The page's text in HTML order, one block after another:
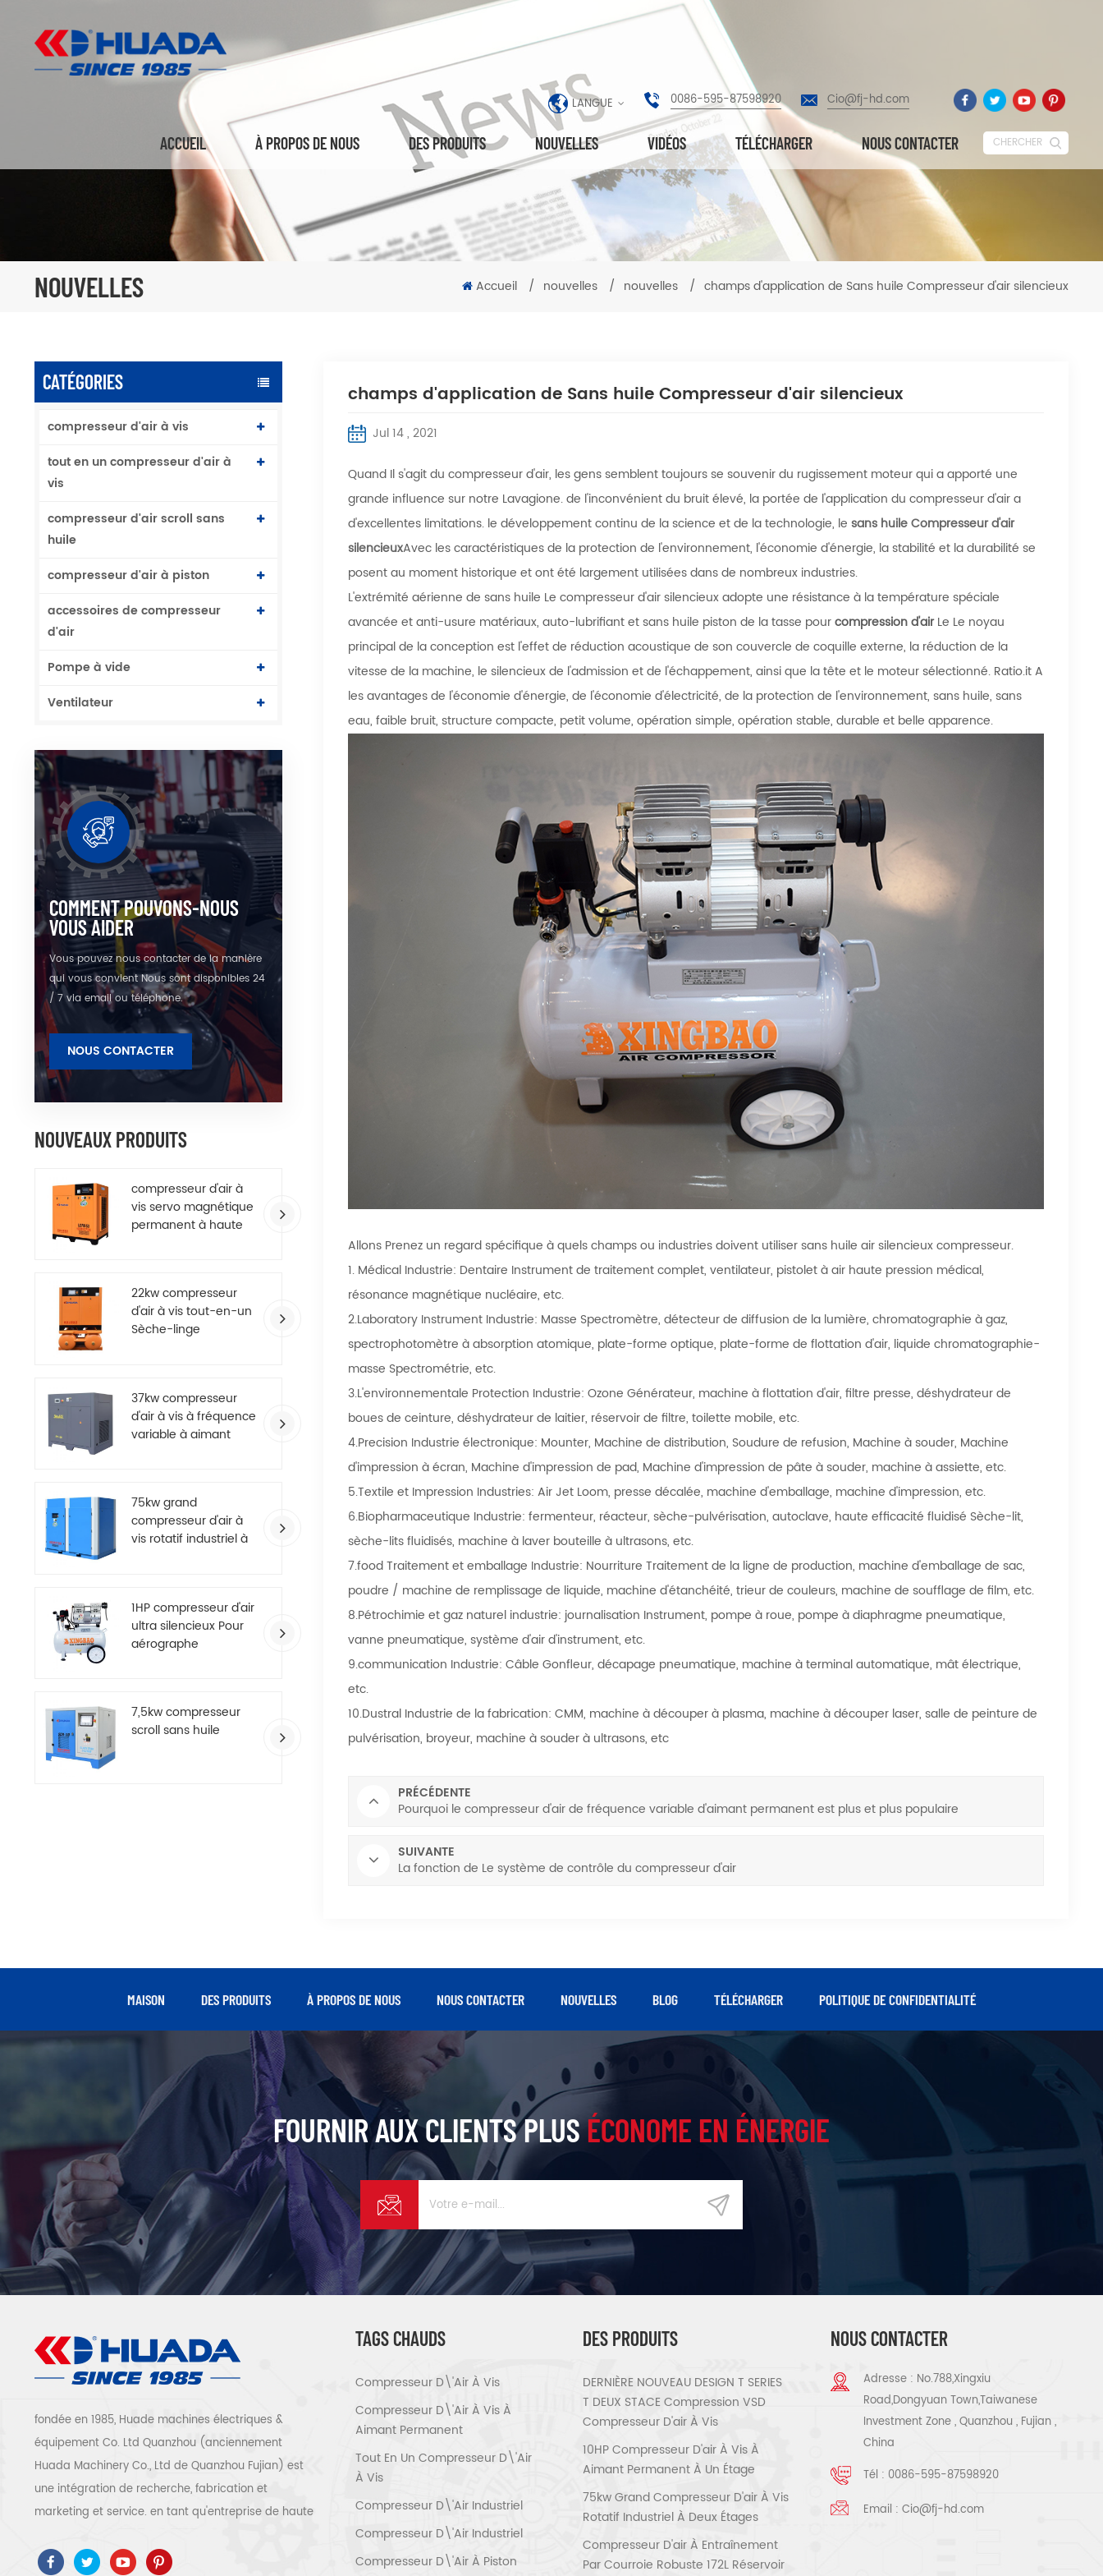
LANGUE 0086-595-87598920 Cio@fj-hd.com
ACCUEIL À PROPOS DE NOUS DES PRODUITS NOUVELLES VIDÉOS TÉLÉCHARGER NOUS CONTACTER CHERCHER
NOUVELLES Accueil / nouvelles / nouvelles / champs d'application de Sans huile Compresseur d'air silencieux
CATÉGORIES
compresseur d'air à vis
tout en un compresseur d'air à
vis
compresseur d'air scroll sans
huile
compresseur d'air à piston
accessoires de compresseur
d'air
Pompe à vide
Ventilateur
COMMENT POUVONS-NOUS
VOUS AIDER
Vous pouvez nous contacter de la manière
qui vous convient Nous sont disponibles 24
/ 7 via email ou téléphone.
NOUS CONTACTER
NOUVEAUX PRODUITS
compresseur d'air à
vis servo magnétique
permanent à haute
22kw compresseur
d'air à vis tout-en-un
Sèche-linge
37kw compresseur
d'air à vis à fréquence
variable à aimant
75kw grand
compresseur d'air à
vis rotatif industriel à
1HP compresseur d'air
ultra silencieux Pour
aérographe
7,5kw compresseur
scroll sans huile
champs d'application de Sans huile Compresseur d'air silencieux
Jul 14 , 2021
Quand Il s'agit du compresseur d'air, les gens semblent toujours se souvenir du rugissement moteur qui a apporté une
grande influence sur notre Lavagione. de l'inconvénient du bruit élevé, la portée de l'application du compresseur d'air a
d'excellentes limitations. le développement continu de la science et de la technologie, le sans huile Compresseur d'air
silencieuxAvec les caractéristiques de la protection de l'environnement, l'économie d'énergie, la stabilité et la durabilité se
posent au moment historique et ont été largement utilisées dans de nombreux industries.
L'extrémité aérienne de sans huile Le compresseur d'air silencieux adopte une résistance à la température spéciale
avancée et anti-usure matériaux, auto-lubrifiant et sans huile piston de la tasse pourcompression d'airLe Le noyau
principal de la conception est l'effet de réduction acoustique de son couvercle de coquille externe, la réduction de la
vitesse de la machine, le silencieux de l'admission et de l'échappement, ainsi que la tête et le moteur sélectionné. Ratio.it A
les avantages de l'économie d'énergie, de l'économie d'électricité, de la protection de l'environnement, sans huile, sans
eau, faible bruit, structure compacte, petit volume, opération simple, opération stable, durable et belle apparence.
Allons Prenez un regard spécifique à quels champs ou industries doivent utiliser sans huile air silencieux compresseur.
1. Médical Industrie: Dentaire Instrument de traitement complet, ventilateur, pistolet à air haute pression médical,
résonance magnétique nucléaire, etc.
2.Laboratory Instrument Industrie: Masse Spectromètre, détecteur de diffusion de la lumière, chromatographie à gaz,
spectrophotomètre à absorption atomique, plate-forme optique, plate-forme de flottation d'air, liquide chromatographie-
masse Spectrométrie, etc.
3.L'environnementale Protection Industrie: Ozone Générateur, machine à flottation d'air, filtre presse, déshydrateur de
boues de ceinture, déshydrateur de laitier, réservoir de filtre, toilette mobile, etc.
4.Precision Industrie électronique: Mounter, Machine de distribution, Soudure de refusion, Machine à souder, Machine
d'impression à écran, Machine d'impression de pad, Machine d'impression de pâte à souder, machine à assiette, etc.
5.Textile et Impression Industries: Air Jet Loom, presse décalée, machine d'emballage, machine d'impression, etc.
6.Biopharmaceutique Industrie: fermenteur, réacteur, sèche-pulvérisation, autoclave, haute efficacité fluidisé Sèche-lit,
sèche-lits fluidisés, machine à laver bouteille à ultrasons, etc.
7.food Traitement et emballage Industrie: Nourriture Traitement de la ligne de production, machine d'emballage de sac,
poudre / machine de remplissage de liquide, machine d'étanchéité, trieur de couleurs, machine de soufflage de film, etc.
8.Pétrochimie et gaz naturel industrie: journalisation Instrument, pompe à roue, pompe à diaphragme pneumatique,
vanne pneumatique, système d'air d'instrument, etc.
9.communication Industrie: Câble Gonfleur, décapage pneumatique, machine à terminal automatique, mât électrique,
etc.
10.Dustral Industrie de la fabrication: CMM, machine à découper à plasma, machine à découper laser, salle de peinture de
pulvérisation, broyeur, machine à souder à ultrasons, etc
PRÉCÉDENTE
Pourquoi le compresseur d'air de fréquence variable d'aimant permanent est plus et plus populaire
SUIVANTE
La fonction de Le système de contrôle du compresseur d'air
MAISON DES PRODUITS À PROPOS DE NOUS NOUS CONTACTER NOUVELLES BLOG TÉLÉCHARGER POLITIQUE DE CONFIDENTIALITÉ
FOURNIR AUX CLIENTS PLUSÉCONOME EN ÉNERGIE
fondée en 1985, Huade machines électriques &
équipement Co. Ltd Quanzhou (anciennement
Huada Machinery Co., Ltd de Quanzhou Fujian) est
une intégration de recherche, fabrication et
marketing et service. en tant qu'entreprise de haute
ce 、 ROSH 、 ETL 、 CQC 、 certification de qualité
TAGS CHAUDS
Compresseur D\'air À Vis
Compresseur D\'air À Vis À
Aimant Permanent
Tout En Un Compresseur D\'air
À Vis
Compresseur D\'air Industriel
Compresseur D\'air Industriel
Compresseur D\'air À Piston
DES PRODUITS
DERNIÈRE NOUVEAU DESIGN T SERIES
T DEUX STACE Compression VSD
Compresseur D'air À Vis
10HP Compresseur D'air À Vis À
Aimant Permanent À Un Étage
75kw Grand Compresseur D'air À Vis
Rotatif Industriel À Deux Étages
Compresseur D'air À Entraînement
Par Courroie Robuste 172L Réservoir
NOUS CONTACTER
Adresse : No.788,Xingxiu
Road,Dongyuan Town,Taiwanese
Investment Zone , Quanzhou , Fujian ,
China
Tél : 0086-595-87598920
Email :Cio@fj-hd.com